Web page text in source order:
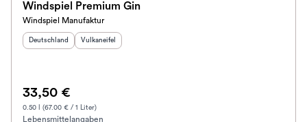
Windspiel Premium Gin
Windspiel Manufaktur
Herkunftsland
Deutschland Herkunftsregion
Vulkaneifel
33,50 €
0.50 l (67.00 € / 1 Liter)
Lebensmittelangaben